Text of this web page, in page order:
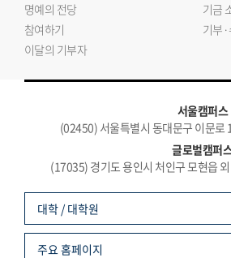
명예의 전당
기금
참여하기
기부
이달의 기부자
서울캠퍼스
(02450) 서울특별시 동대문구 이문
글로벌캠퍼
(17035) 경기도 용인시 처인구 모현읍
대학 / 대학원
주요 홈페이지